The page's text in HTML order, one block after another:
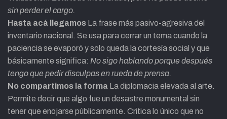
sin perder el cargo.
Hasta acá llegamos La frase más pasivo-agresiva del
inventario nacional. Se usa para cerrar un tema cuando la
paciencia se evaporó y solo queda la cortesía social y que
básicamente significa: No sigo hablando porque después
tengo que pedir disculpas en rueda de prensa.
No compartimos la forma La diplomacia elevada al arte.
Permite decir que algo fue un desastre monumental sin
tener que enojarse públicamente. Critica lo único que no